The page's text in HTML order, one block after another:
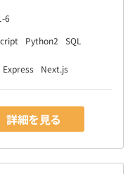
6
Python2
SQL
Express Next.js
詳細を見る